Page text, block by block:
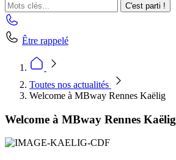
C'est parti !
Être rappelé
Toutes nos actualités
Welcome à MBway Rennes Kaëlig
Welcome à MBway Rennes Kaëlig